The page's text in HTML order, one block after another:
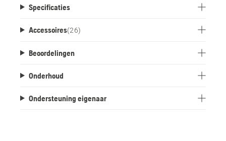
Specificaties
Accessoires(26)
Beoordelingen
Onderhoud
Ondersteuning eigenaar